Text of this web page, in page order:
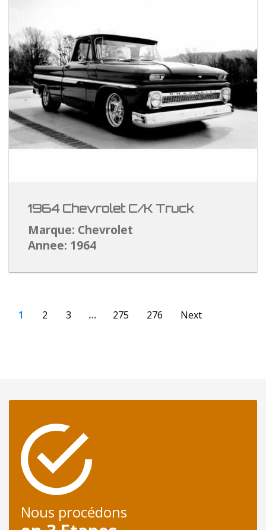
1964 Chevrolet C/K Truck
Marque: Chevrolet
Annee: 1964
1 2 3 … 275 276 Next
Nous procédons